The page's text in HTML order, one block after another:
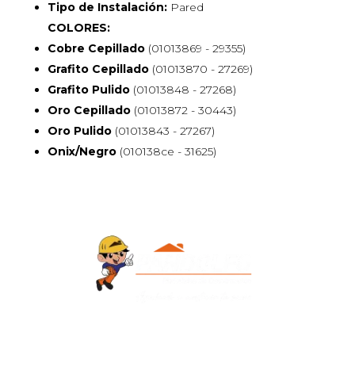
Tipo de Instalación: Pared
COLORES:
Cobre Cepillado (01013869 - 29355)
Grafito Cepillado (01013870 - 27269)
Grafito Pulido (01013848 - 27268)
Oro Cepillado (01013872 - 30443)
Oro Pulido (01013843 - 27267)
Onix/Negro (010138ce - 31625)